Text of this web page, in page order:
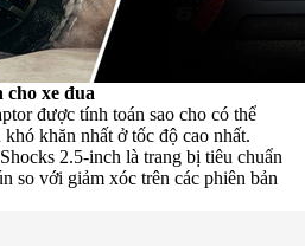
cho xe đua
được tính toán sao cho có thể
khăn nhất ở tốc độ cao nhất.
2.5-inch là trang bị tiêu chuẩn
so với giảm xóc trên các phiên bản